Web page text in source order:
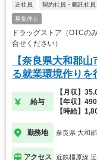
正社員 契約社員・嘱託社員
募集停止
ドラッグストア（OTC
合せください）
【奈良県大和郡
る就業環境作りを
給与
【月収】
【年収】
【時給】
勤務地 奈良県 大和
アクセス 近鉄橿原線